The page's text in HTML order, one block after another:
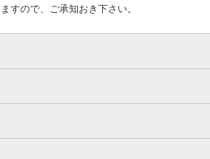
すので、ご承知おき下さい。